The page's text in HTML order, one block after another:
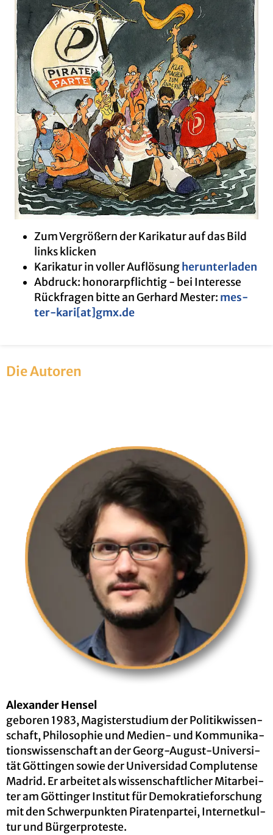
Zum Ver­grö­ßern der Ka­ri­ka­tur auf das Bild
links kli­cken
Ka­ri­ka­tur in vol­ler Auf­lö­sung her­un­ter­la­den
Ab­druck: ho­no­rar­pflich­tig - bei In­ter­es­se
Rück­fra­gen bitte an Ger­hard Mes­ter: mes­
ter-kari[at]gmx.​de
Die Au­to­ren
Alex­an­der Hen­sel
ge­bo­ren 1983, Ma­gis­ter­stu­di­um der Po­li­tik­wis­sen­
schaft, Phi­lo­so­phie und Me­di­en- und Kom­mu­ni­ka­
ti­ons­wis­sen­schaft an der Georg-Au­gust-Uni­ver­si­
tät Göt­tin­gen sowie der Uni­ver­si­dad Comp­lu­ten­se
Ma­drid. Er ar­bei­tet als wis­sen­schaft­li­cher Mit­ar­bei­
ter am Göt­tin­ger In­sti­tut für De­mo­kra­tie­for­schung
mit den Schwer­punk­ten Pi­ra­ten­par­tei, In­ter­net­kul­
tur und Bür­ger­pro­tes­te.